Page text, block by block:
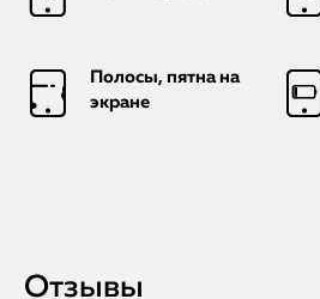
Полосы, пятна на
экране
Отзывы